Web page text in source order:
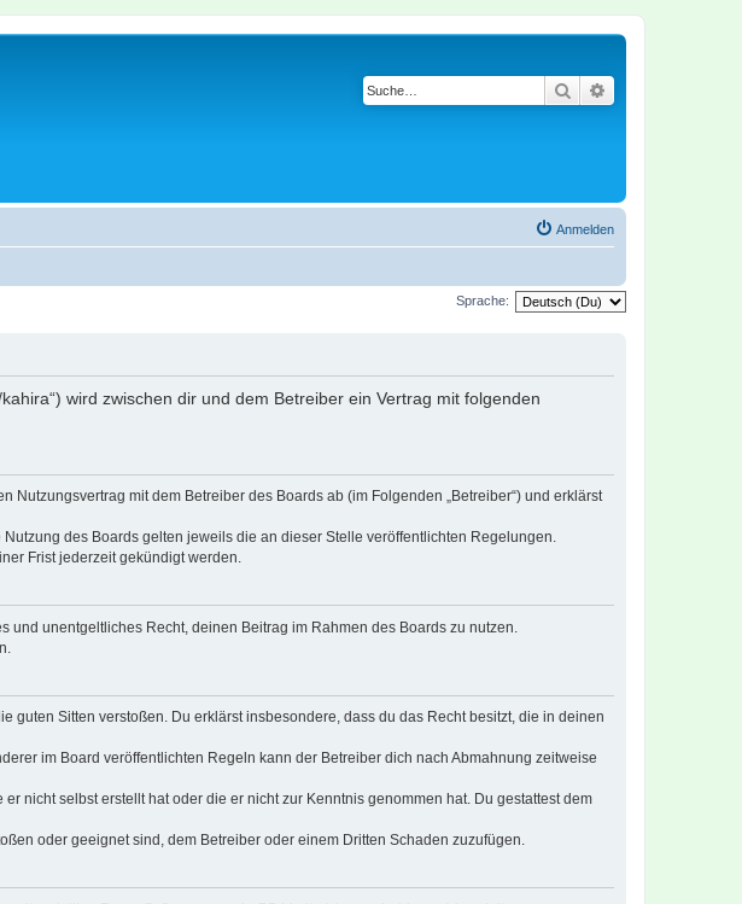
Suche
Anmelden
Sprache:
wird zwischen dir und dem Betreiber ein Vertrag mit folgenden
Nutzungsvertrag mit dem Betreiber des Boards ab (im Folgenden „Betreiber“) und erklärst
des Boards gelten jeweils die an dieser Stelle veröffentlichten Regelungen.
Frist jederzeit gekündigt werden.
unentgeltliches Recht, deinen Beitrag im Rahmen des Boards zu nutzen.
guten Sitten verstoßen. Du erklärst insbesondere, dass du das Recht besitzt, die in deinen
im Board veröffentlichten Regeln kann der Betreiber dich nach Abmahnung zeitweise
nicht selbst erstellt hat oder die er nicht zur Kenntnis genommen hat. Du gestattest dem
oder geeignet sind, dem Betreiber oder einem Dritten Schaden zuzufügen.